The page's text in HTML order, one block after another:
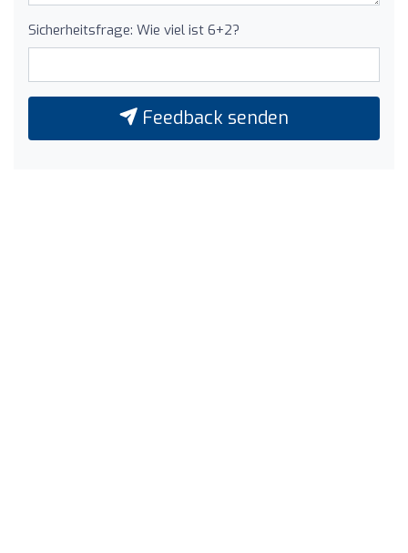
Sicherheitsfrage: Wie viel ist 6+2?
Feedback senden